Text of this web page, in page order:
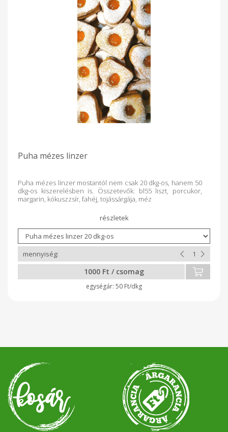
Puha mézes linzer
Puha mézes linzer mostantól nem csak 20 dkg-os, hanem 50
dkg-os kiszerelésben is. Összetevők: bl55 liszt, porcukor,
margarin, kókuszzsír, fahéj, tojássárgája, méz
1000 Ft / csomag
50 Ft/dkg